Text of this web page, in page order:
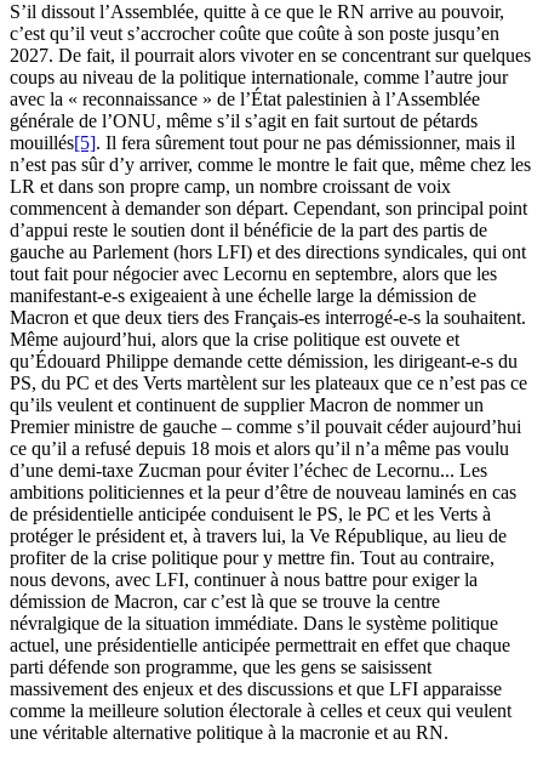
S’il dissout l’Assemblée, quitte à ce que le RN arrive au pouvoir,
c’est qu’il veut s’accrocher coûte que coûte à son poste jusqu’en
2027. De fait, il pourrait alors vivoter en se concentrant sur quelques
coups au niveau de la politique internationale, comme l’autre jour
avec la « reconnaissance » de l’État palestinien à l’Assemblée
générale de l’ONU, même s’il s’agit en fait surtout de pétards
mouillés[5]. Il fera sûrement tout pour ne pas démissionner, mais il
n’est pas sûr d’y arriver, comme le montre le fait que, même chez les
LR et dans son propre camp, un nombre croissant de voix
commencent à demander son départ. Cependant, son principal point
d’appui reste le soutien dont il bénéficie de la part des partis de
gauche au Parlement (hors LFI) et des directions syndicales, qui ont
tout fait pour négocier avec Lecornu en septembre, alors que les
manifestant-e-s exigeaient à une échelle large la démission de
Macron et que deux tiers des Français-es interrogé-e-s la souhaitent.
Même aujourd’hui, alors que la crise politique est ouvete et
qu’Édouard Philippe demande cette démission, les dirigeant-e-s du
PS, du PC et des Verts martèlent sur les plateaux que ce n’est pas ce
qu’ils veulent et continuent de supplier Macron de nommer un
Premier ministre de gauche – comme s’il pouvait céder aujourd’hui
ce qu’il a refusé depuis 18 mois et alors qu’il n’a même pas voulu
d’une demi-taxe Zucman pour éviter l’échec de Lecornu... Les
ambitions politiciennes et la peur d’être de nouveau laminés en cas
de présidentielle anticipée conduisent le PS, le PC et les Verts à
protéger le président et, à travers lui, la Ve République, au lieu de
profiter de la crise politique pour y mettre fin. Tout au contraire,
nous devons, avec LFI, continuer à nous battre pour exiger la
démission de Macron, car c’est là que se trouve la centre
névralgique de la situation immédiate. Dans le système politique
actuel, une présidentielle anticipée permettrait en effet que chaque
parti défende son programme, que les gens se saisissent
massivement des enjeux et des discussions et que LFI apparaisse
comme la meilleure solution électorale à celles et ceux qui veulent
une véritable alternative politique à la macronie et au RN.